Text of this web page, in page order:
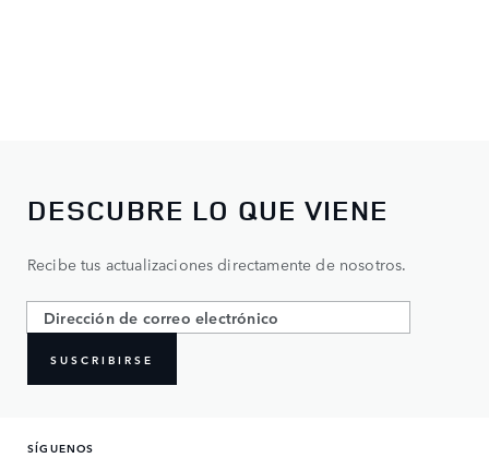
DESCUBRE LO QUE VIENE
Recibe tus actualizaciones directamente de nosotros.
SUSCRIBIRSE
SÍGUENOS